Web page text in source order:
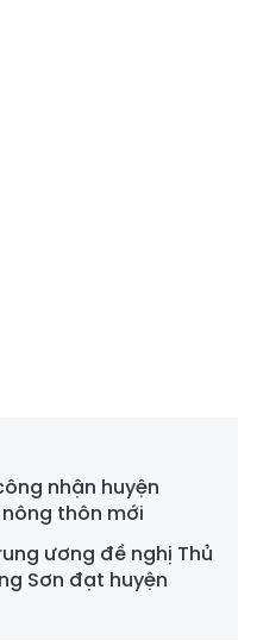
nhận huyện
thôn mới
ương đề nghị Thủ
Sơn đạt huyện